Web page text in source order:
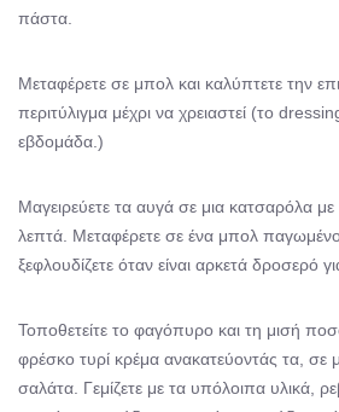
πάστα.
Μεταφέρετε σε μπολ και καλύπτετε την
περιτύλιγμα μέχρι να χρειαστεί (το
εβδομάδα.)
Μαγειρεύετε τα αυγά σε μια κατσαρόλα
λεπτά. Μεταφέρετε σε ένα μπολ
ξεφλουδίζετε όταν είναι αρκετά δροσερό
Τοποθετείτε το φαγόπυρο και τη μισή
φρέσκο τυρί κρέμα ανακατεύοντάς τα, σε
σαλάτα. Γεμίζετε με τα υπόλοιπα υλικά,